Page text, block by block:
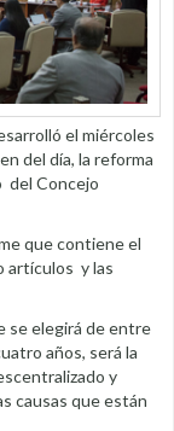
el miércoles
del día, la reforma
del Concejo
que contiene el
artículos y las
se elegirá de entre
años, será la
y
causas que están